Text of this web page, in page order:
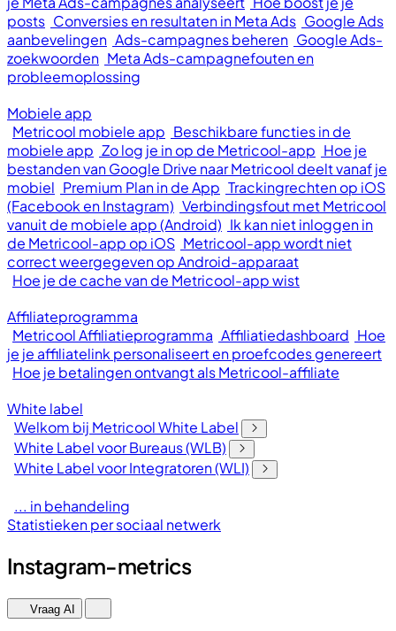
posts Conversies en resultaten in Meta Ads Google Ads
aanbevelingen Ads-campagnes beheren Google Ads-
zoekwoorden Meta Ads-campagnefouten en
probleemoplossing
Mobiele app
Metricool mobiele app Beschikbare functies in de
mobiele app Zo log je in op de Metricool-app Hoe je
bestanden van Google Drive naar Metricool deelt vanaf je
mobiel Premium Plan in de App Trackingrechten op iOS
(Facebook en Instagram) Verbindingsfout met Metricool
vanuit de mobiele app (Android) Ik kan niet inloggen in
de Metricool-app op iOS Metricool-app wordt niet
correct weergegeven op Android-apparaat
Hoe je de cache van de Metricool-app wist
Affiliateprogramma
Metricool Affiliatieprogramma Affiliatiedashboard Hoe
je je affiliatelink personaliseert en proefcodes genereert
Hoe je betalingen ontvangt als Metricool-affiliate
White label
Welkom bij Metricool White Label
White Label voor Bureaus (WLB)
White Label voor Integratoren (WLI)
... in behandeling
Statistieken per sociaal netwerk
Instagram-metrics
Vraag AI